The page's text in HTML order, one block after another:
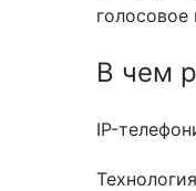
голосовое
В чем
IP-